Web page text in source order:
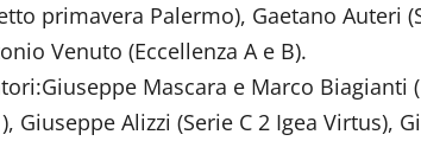
primavera Palermo), Gaetano Auteri
Venuto (Eccellenza A e B).
Mascara e Marco Biagianti
Giuseppe Alizzi (Serie C 2 Igea Virtus),